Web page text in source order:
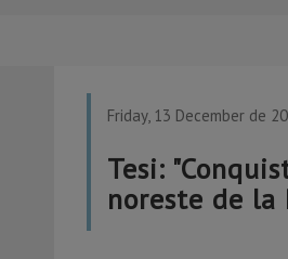
Friday, 13 December de
Tesi:
noreste de la